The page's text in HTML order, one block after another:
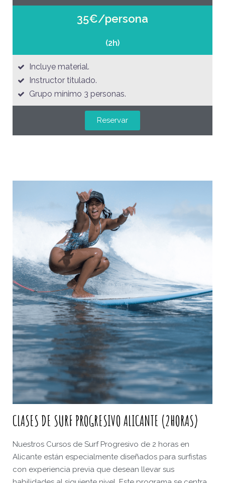
35€/persona
(2h)
Incluye material.
Instructor titulado.
Grupo mínimo 3 personas.
Reservar
CLASES DE SURF PROGRESIVO ALICANTE (2HORAS)
Nuestros Cursos de Surf Progresivo de 2 horas en
Alicante están especialmente diseñados para surfistas
con experiencia previa que desean llevar sus